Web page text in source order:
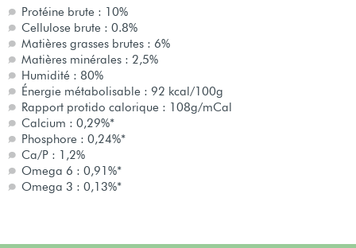
Protéine brute : 10%
Cellulose brute : 0.8%
Matières grasses brutes : 6%
Matières minérales : 2,5%
Humidité : 80%
Énergie métabolisable : 92 kcal/100g
Rapport protido calorique : 108g/mCal
Calcium : 0,29%*
Phosphore : 0,24%*
Ca/P : 1,2%
Omega 6 : 0,91%*
Omega 3 : 0,13%*